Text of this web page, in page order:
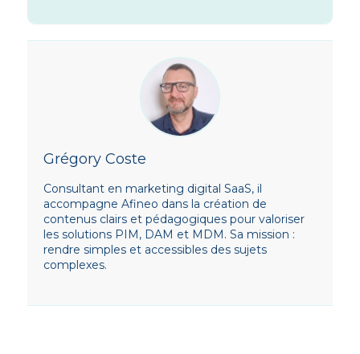
Grégory Coste
Consultant en marketing digital SaaS, il
accompagne Afineo dans la création de
contenus clairs et pédagogiques pour valoriser
les solutions PIM, DAM et MDM. Sa mission :
rendre simples et accessibles des sujets
complexes.